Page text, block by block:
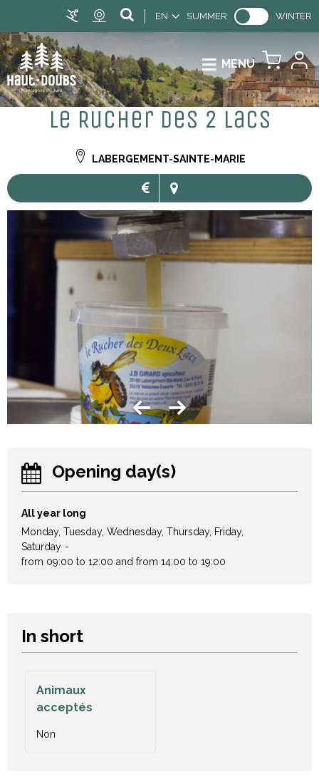
EN SUMMER WINTER
MENU
Le Rucher des 2 lacs
LABERGEMENT-SAINTE-MARIE
Opening day(s)
All year long
Monday, Tuesday, Wednesday, Thursday, Friday,
Saturday
from 09:00 to 12:00 and from 14:00 to 19:00
In short
Animaux
acceptés
Non